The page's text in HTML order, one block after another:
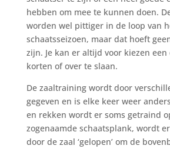
hebben om mee te kunnen doen.
worden wel pittiger in de loop van
schaatsseizoen, maar dat hoeft
zijn. Je kan er altijd voor kiezen
korten of over te slaan.
De zaaltraining wordt door
gegeven en is elke keer weer
en rekken wordt er soms getraind
zogenaamde schaatsplank, wordt
door de zaal ‘gelopen’ om de